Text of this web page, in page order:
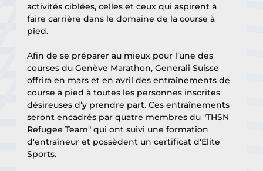
activités ciblées, celles et ceux qui aspirent à
faire carrière dans le domaine de la course à
pied.
Afin de se préparer au mieux pour l’une des
courses du Genève Marathon, Generali Suisse
offrira en mars et en avril des entraînements de
course à pied à toutes les personnes inscrites
désireuses d’y prendre part. Ces entraînements
seront encadrés par quatre membres du "THSN
Refugee Team" qui ont suivi une formation
d'entraîneur et possèdent un certificat d'Élite
Sports.